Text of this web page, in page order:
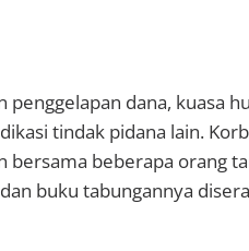
penggelapan dana, kuasa
tindak pidana lain.
bersama beberapa orang
buku tabungannya